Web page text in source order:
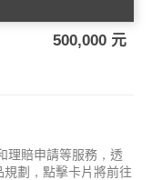
500,000 元
理賠申請等服務，透
劃，點擊卡片將前往